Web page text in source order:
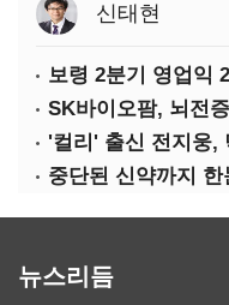
신태현
보령 2분기 영업익
'컬리' 출신 전지웅,
뉴스리듬